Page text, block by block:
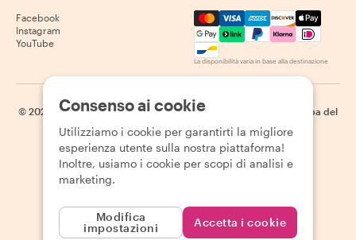
Facebook
Instagram
YouTube
Mastercard, Visa, Amex,
La disponibilità varia in base alla destinazione
© 2026 Withlocals.com | Informativa sulla privacy
Mappa del
Consenso ai cookie
Utilizziamo i cookie per garantirti la migliore
esperienza utente sulla nostra piattaforma!
Inoltre, usiamo i cookie per scopi di analisi e
marketing.
Modifica
impostazioni
Accetta i cookie